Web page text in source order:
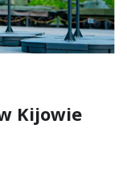
Kijowie